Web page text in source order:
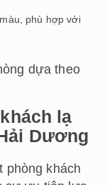
phù hợp với
dựa theo
lạ
Dương
phòng khách